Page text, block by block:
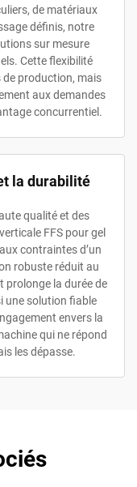
de matériaux
définis, notre
sur mesure
Cette flexibilité
de production, mais
aux demandes
concurrentiel.
la durabilité
qualité et des
FFS pour gel
contraintes d’un
robuste réduit au
prolonge la durée de
une solution fiable
envers la
qui ne répond
les dépasse.